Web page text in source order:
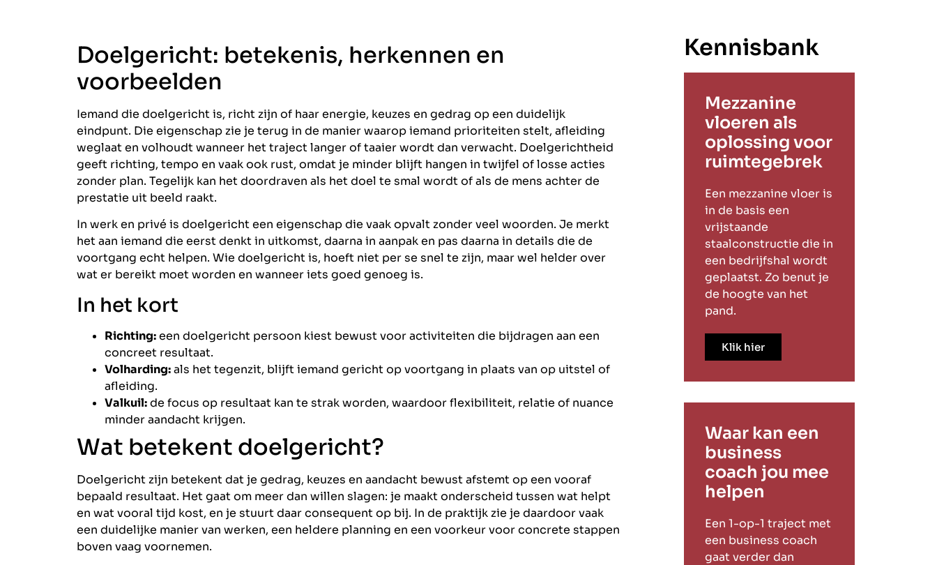
Doelgericht: betekenis, herkennen en
voorbeelden
Iemand die doelgericht is, richt zijn of haar energie, keuzes en gedrag op een duidelijk
eindpunt. Die eigenschap zie je terug in de manier waarop iemand prioriteiten stelt, afleiding
weglaat en volhoudt wanneer het traject langer of taaier wordt dan verwacht. Doelgerichtheid
geeft richting, tempo en vaak ook rust, omdat je minder blijft hangen in twijfel of losse acties
zonder plan. Tegelijk kan het doordraven als het doel te smal wordt of als de mens achter de
prestatie uit beeld raakt.
In werk en privé is doelgericht een eigenschap die vaak opvalt zonder veel woorden. Je merkt
het aan iemand die eerst denkt in uitkomst, daarna in aanpak en pas daarna in details die de
voortgang echt helpen. Wie doelgericht is, hoeft niet per se snel te zijn, maar wel helder over
wat er bereikt moet worden en wanneer iets goed genoeg is.
In het kort
Richting:een doelgericht persoon kiest bewust voor activiteiten die bijdragen aan een
concreet resultaat.
Volharding:als het tegenzit, blijft iemand gericht op voortgang in plaats van op uitstel of
afleiding.
Valkuil:de focus op resultaat kan te strak worden, waardoor flexibiliteit, relatie of nuance
minder aandacht krijgen.
Wat betekent doelgericht?
Doelgericht zijn betekent dat je gedrag, keuzes en aandacht bewust afstemt op een vooraf
bepaald resultaat. Het gaat om meer dan willen slagen: je maakt onderscheid tussen wat helpt
en wat vooral tijd kost, en je stuurt daar consequent op bij. In de praktijk zie je daardoor vaak
een duidelijke manier van werken, een heldere planning en een voorkeur voor concrete stappen
boven vaag voornemen.
Kennisbank
Mezzanine
vloeren als
oplossing voor
ruimtegebrek
Een mezzanine vloer is
in de basis een
vrijstaande
staalconstructie die in
een bedrijfshal wordt
geplaatst. Zo benut je
de hoogte van het
pand.
Klik hier
Waar kan een
business
coach jou mee
helpen
Een 1-op-1 traject met
een business coach
gaat verder dan